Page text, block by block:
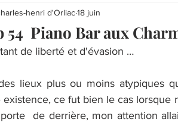
54 Piano Bar aux
henri d'Orliac18 juin
de liberté et d'évasion …
lieux plus ou moins atypiques
existence, ce fut bien le cas lorsque
de derrière, mon attention